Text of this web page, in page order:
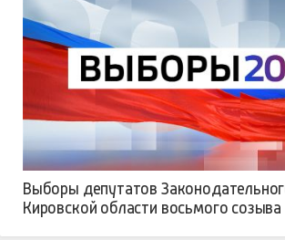
Выборы депутатов
Кировской области восьмого созыва